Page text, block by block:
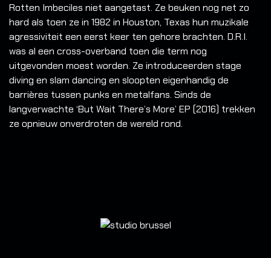
Rotten Imbeciles niet aangetast. Ze beuken nog net zo
hard als toen ze in 1982 in Houston, Texas hun muzikale
agressiviteit een eerst keer ten gehore brachten. D.R.I.
was al een cross-overband toen die term nog
uitgevonden moest worden. Ze introduceerden stage
diving en slam dancing en sloopten eigenhandig de
barrières tussen punks en metalfans. Sinds de
langverwachte ‘But Wait There’s More’ EP (2016) trekken
ze opnieuw onverdroten de wereld rond.